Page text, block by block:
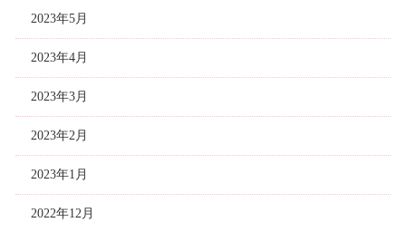
2023年5月
2023年4月
2023年3月
2023年2月
2023年1月
2022年12月